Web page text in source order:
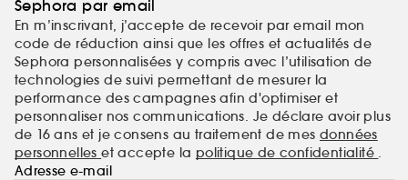
Sephora par email
En m’inscrivant, j’accepte de recevoir par email mon
code de réduction ainsi que les offres et actualités de
Sephora personnalisées y compris avec l’utilisation de
technologies de suivi permettant de mesurer la
performance des campagnes afin d'optimiser et
personnaliser nos communications. Je déclare avoir plus
de 16 ans et je consens au traitement de mes données
personnelleset accepte la politique de confidentialité .
Adresse e-mail